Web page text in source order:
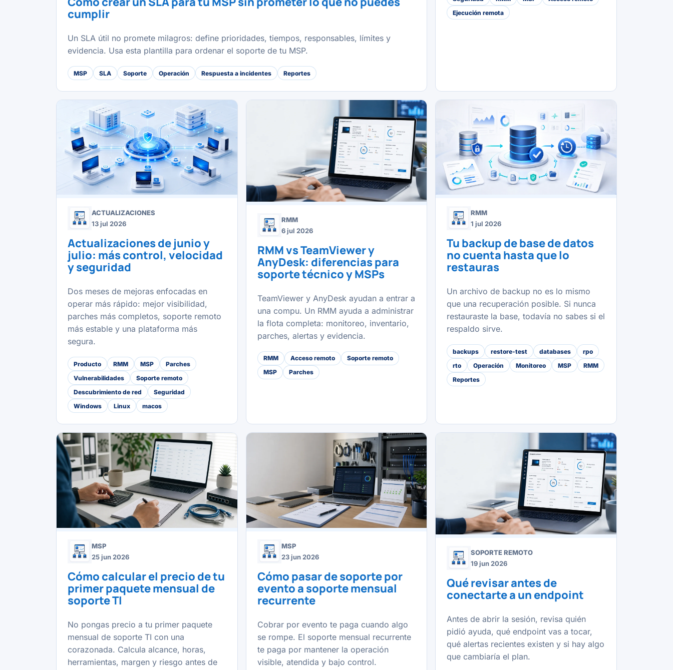
cumplir
Un SLA útil no promete milagros: define prioridades, tiempos, responsables, límites y
evidencia. Usa esta plantilla para ordenar el soporte de tu MSP.
MSP SLA Soporte Operación Respuesta a incidentes Reportes
Ejecución remota
ACTUALIZACIONES
13 jul 2026
Actualizaciones de junio y
julio: más control, velocidad
y seguridad
Dos meses de mejoras enfocadas en
operar más rápido: mejor visibilidad,
parches más completos, soporte remoto
más estable y una plataforma más
segura.
Producto RMM MSP
Parches
Vulnerabilidades
Soporte remoto
Descubrimiento de red
Seguridad
Windows
Linux macos
RMM
6 jul 2026
RMM vs TeamViewer y
AnyDesk: diferencias para
soporte técnico y MSPs
TeamViewer y AnyDesk ayudan a entrar a
una compu. Un RMM ayuda a administrar
la flota completa: monitoreo, inventario,
parches, alertas y evidencia.
RMM Acceso remoto
Soporte remoto
MSP
Parches
RMM
1 jul 2026
Tu backup de base de datos
no cuenta hasta que lo
restauras
Un archivo de backup no es lo mismo
que una recuperación posible. Si nunca
restauraste la base, todavía no sabes si el
respaldo sirve.
backups restore-test databases
rpo
rto
Operación Monitoreo MSP
RMM
Reportes
MSP
25 jun 2026
Cómo calcular el precio de tu
primer paquete mensual de
soporte TI
No pongas precio a tu primer paquete
mensual de soporte TI con una
corazonada. Calcula alcance, horas,
herramientas, margen y riesgo antes de
MSP
23 jun 2026
Cómo pasar de soporte por
evento a soporte mensual
recurrente
Cobrar por evento te paga cuando algo
se rompe. El soporte mensual recurrente
te paga por mantener la operación
visible, atendida y bajo control.
SOPORTE REMOTO
19 jun 2026
Qué revisar antes de
conectarte a un endpoint
Antes de abrir la sesión, revisa quién
pidió ayuda, qué endpoint vas a tocar,
qué alertas recientes existen y si hay algo
que cambiaría el plan.